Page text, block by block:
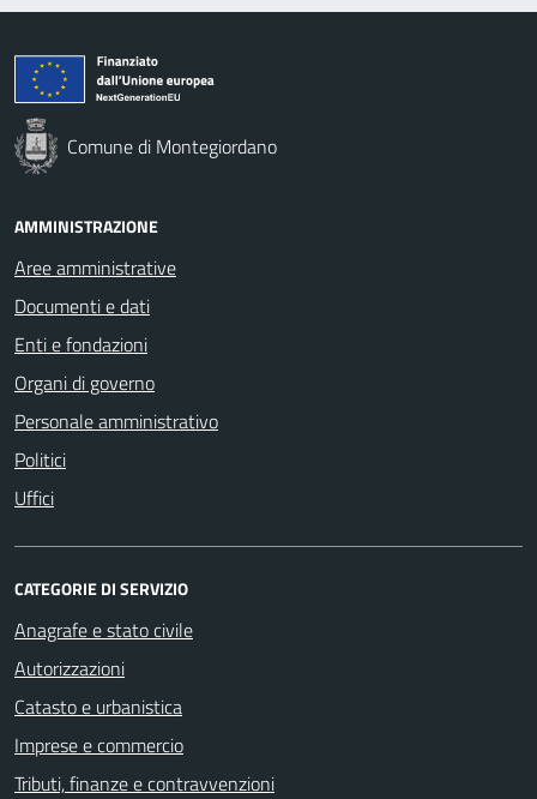
Comune di Montegiordano
AMMINISTRAZIONE
Aree amministrative
Documenti e dati
Enti e fondazioni
Organi di governo
Personale amministrativo
Politici
Uffici
CATEGORIE DI SERVIZIO
Anagrafe e stato civile
Autorizzazioni
Catasto e urbanistica
Imprese e commercio
Tributi, finanze e contravvenzioni